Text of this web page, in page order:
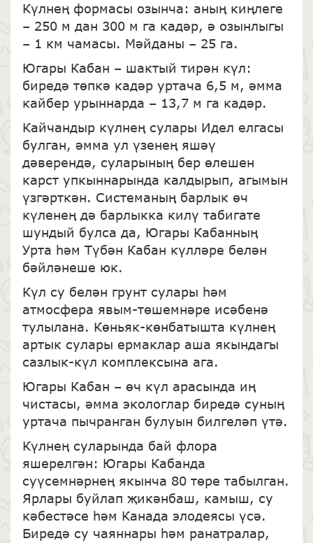
Күлнең формасы озынча: аның киңлеге
– 250 м дан 300 м га кадәр, ә озынлыгы
– 1 км чамасы. Мәйданы – 25 га.
Югары Кабан – шактый тирән күл:
биредә төпкә кадәр уртача 6,5 м, әмма
кайбер урыннарда – 13,7 м га кадәр.
Кайчандыр күлнең сулары Идел елгасы
булган, әмма ул үзенең яшәү
дәверендә, суларының бер өлешен
карст упкыннарында калдырып, агымын
үзгәрткән. Системаның барлык өч
күленең дә барлыкка килү табигате
шундый булса да, Югары Кабанның
Урта һәм Түбән Кабан күлләре белән
бәйләнеше юк.
Күл су белән грунт сулары һәм
атмосфера явым-төшемнәре исәбенә
тулылана. Көньяк-көнбатышта күлнең
артык сулары ермаклар аша якындагы
сазлык-күл комплексына ага.
Югары Кабан – өч күл арасында иң
чистасы, әмма экологлар биредә суның
уртача пычранган булуын билгеләп үтә.
Күлнең суларында бай флора
яшерелгән: Югары Кабанда
суүсемнәрнең якынча 80 төре табылган.
Ярлары буйлап җикәнбаш, камыш, су
кәбестәсе һәм Канада элодеясы үсә.
Биредә су чаяннары һәм ранатралар,